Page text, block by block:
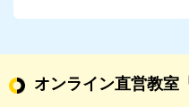
オンライン直営教室